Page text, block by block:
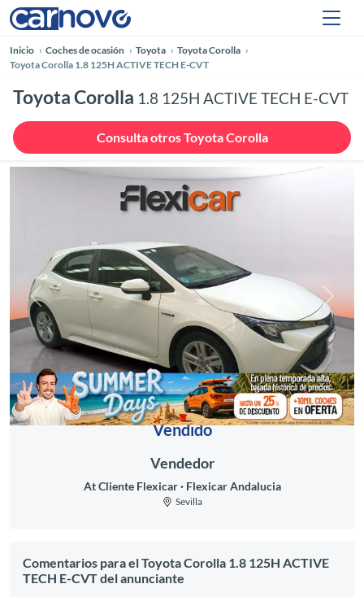
Inicio Coches de ocasión Toyota
Toyota Corolla
Toyota Corolla 1.8 125H ACTIVE TECH E-CVT
Toyota Corolla 1.8 125H ACTIVE TECH E-CVT
Consulta otros Toyota Corolla
Anterior
Vendido
Vendedor
At Cliente Flexicar Flexicar Andalucia
Sevilla
Comentarios para el Toyota Corolla 1.8 125H ACTIVE
TECH E-CVT del anunciante